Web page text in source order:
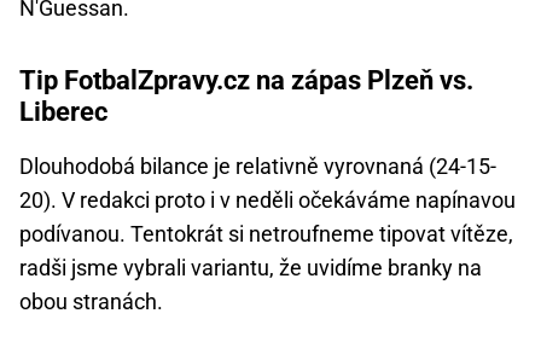
N'Guessan.
Tip FotbalZpravy.cz na zápas Plzeň vs.
Liberec
Dlouhodobá bilance je relativně vyrovnaná (24-15-
20). V redakci proto i v neděli očekáváme napínavou
podívanou. Tentokrát si netroufneme tipovat vítěze,
radši jsme vybrali variantu, že uvidíme branky na
obou stranách.